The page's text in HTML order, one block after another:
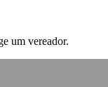
um vereador.